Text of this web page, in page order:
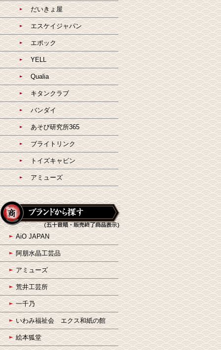
だいきょ屋
エスケイジャパン
エポック
YELL
Qualia
キタンクラブ
バンダイ
あそび研究所365
ブライトリンク
トイズキャビン
アミューズ
AiO JAPAN
阿朋水晶工芸品
アミューズ
荒井工芸所
一千乃
いわみ福祉会 エクス和紙の館
絵本狐堂